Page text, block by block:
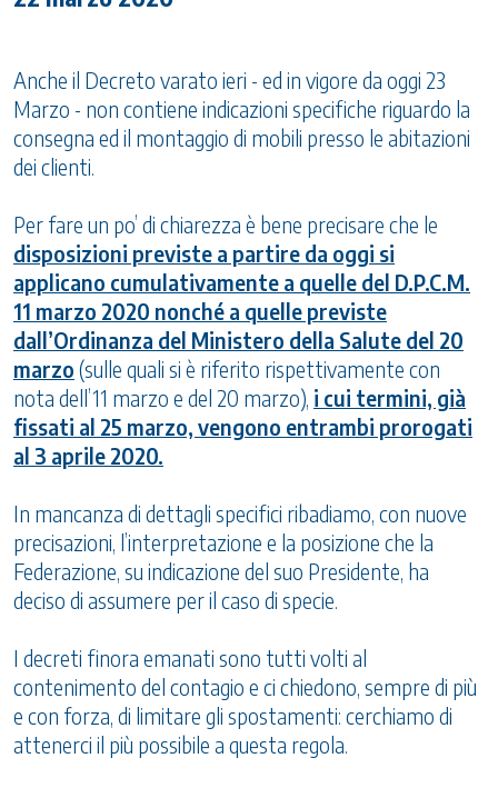
Anche il Decreto varato ieri - ed in vigore da oggi 23
Marzo - non contiene indicazioni specifiche riguardo la
consegna ed il montaggio di mobili presso le abitazioni
dei clienti.
Per fare un po’ di chiarezza è bene precisare che le
disposizioni previste a partire da oggi si
applicano cumulativamente a quelle del D.P.C.M.
11 marzo 2020 nonché a quelle previste
dall’Ordinanza del Ministero della Salute del 20
marzo (sulle quali si è riferito rispettivamente con
nota dell’11 marzo e del 20 marzo), i cui termini, già
fissati al 25 marzo, vengono entrambi prorogati
al 3 aprile 2020.
In mancanza di dettagli specifici ribadiamo, con nuove
precisazioni, l’interpretazione e la posizione che la
Federazione, su indicazione del suo Presidente, ha
deciso di assumere per il caso di specie.
I decreti finora emanati sono tutti volti al
contenimento del contagio e ci chiedono, sempre di più
e con forza, di limitare gli spostamenti: cerchiamo di
attenerci il più possibile a questa regola.